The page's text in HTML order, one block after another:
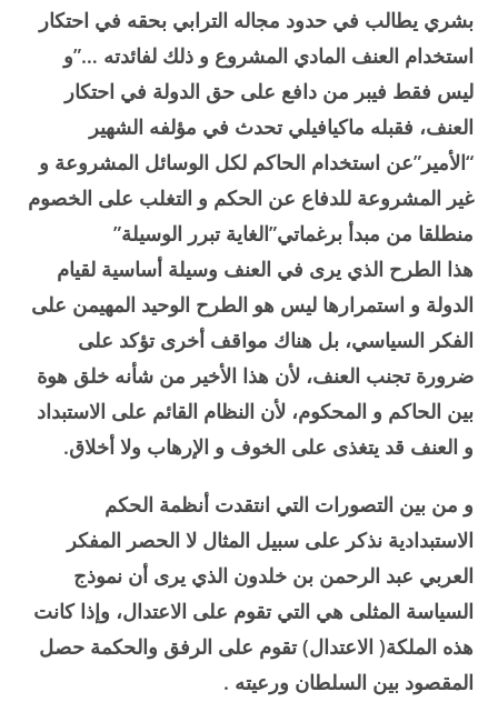
بشري يطالب في حدود مجاله الترابي بحقه في احتكار
استخدام العنف المادي المشروع و ذلك لفائدته …”و
ليس فقط فيبر من دافع على حق الدولة في احتكار
العنف، فقبله ماكيافيلي تحدث في مؤلفه الشهير
“الأمير”عن استخدام الحاكم لكل الوسائل المشروعة و
غير المشروعة للدفاع عن الحكم و التغلب على الخصوم
منطلقا من مبدأ برغماتي”الغاية تبرر الوسيلة”
هذا الطرح الذي يرى في العنف وسيلة أساسية لقيام
الدولة و استمرارها ليس هو الطرح الوحيد المهيمن على
الفكر السياسي، بل هناك مواقف أخرى تؤكد على
ضرورة تجنب العنف، لأن هذا الأخير من شأنه خلق هوة
بين الحاكم و المحكوم، لأن النظام القائم على الاستبداد
و العنف قد يتغذى على الخوف و الإرهاب ولا أخلاق.
و من بين التصورات التي انتقدت أنظمة الحكم
الاستبدادية نذكر على سبيل المثال لا الحصر المفكر
العربي عبد الرحمن بن خلدون الذي يرى أن نموذج
السياسة المثلى هي التي تقوم على الاعتدال، وإذا كانت
هذه الملكة( الاعتدال) تقوم على الرفق والحكمة حصل
المقصود بين السلطان ورعيته .